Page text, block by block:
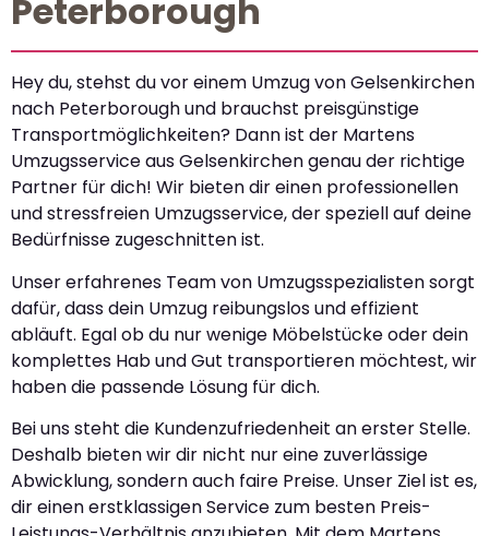
Peterborough
Hey du, stehst du vor einem Umzug von Gelsenkirchen
nach Peterborough und brauchst preisgünstige
Transportmöglichkeiten? Dann ist der Martens
Umzugsservice aus Gelsenkirchen genau der richtige
Partner für dich! Wir bieten dir einen professionellen
und stressfreien Umzugsservice, der speziell auf deine
Bedürfnisse zugeschnitten ist.
Unser erfahrenes Team von Umzugsspezialisten sorgt
dafür, dass dein Umzug reibungslos und effizient
abläuft. Egal ob du nur wenige Möbelstücke oder dein
komplettes Hab und Gut transportieren möchtest, wir
haben die passende Lösung für dich.
Bei uns steht die Kundenzufriedenheit an erster Stelle.
Deshalb bieten wir dir nicht nur eine zuverlässige
Abwicklung, sondern auch faire Preise. Unser Ziel ist es,
dir einen erstklassigen Service zum besten Preis-